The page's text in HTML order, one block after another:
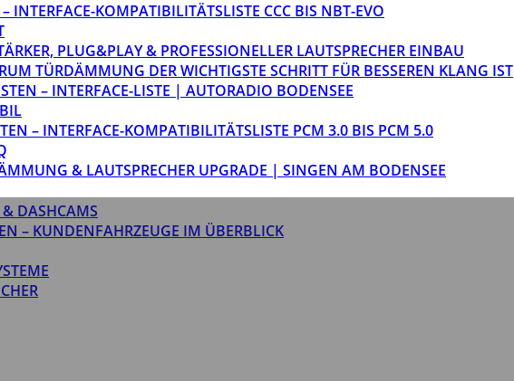
INTERFACE-KOMPATIBILITÄTSLISTE CCC BIS NBT-EVO
PLUG&PLAY & PROFESSIONELLER LAUTSPRECHER EINBAU
TÜRDÄMMUNG DER WICHTIGSTE SCHRITT FÜR BESSEREN KLANG IST
– INTERFACE-LISTE | AUTORADIO BODENSEE
– INTERFACE-KOMPATIBILITÄTSLISTE PCM 3.0 BIS PCM 5.0
& LAUTSPRECHER UPGRADE | SINGEN AM BODENSEE
DASHCAMS
– KUNDENFAHRZEUGE IM ÜBERBLICK